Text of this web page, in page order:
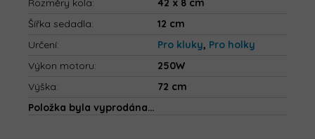
Rozměry kola:
42 x 8 cm
Šířka sedadla:
12 cm
Určení: Pro kluky, Pro holky
Výkon motoru:
250W
Výška:
72 cm
Položka byla vyprodána…